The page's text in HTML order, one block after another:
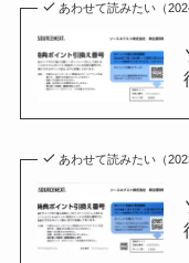
あわせて読みたい（
あわせて読みたい（